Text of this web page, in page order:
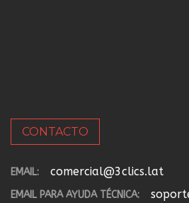
CONTACTO
EMAIL: comercial@3clics.lat
EMAIL PARA AYUDA TÉCNICA: